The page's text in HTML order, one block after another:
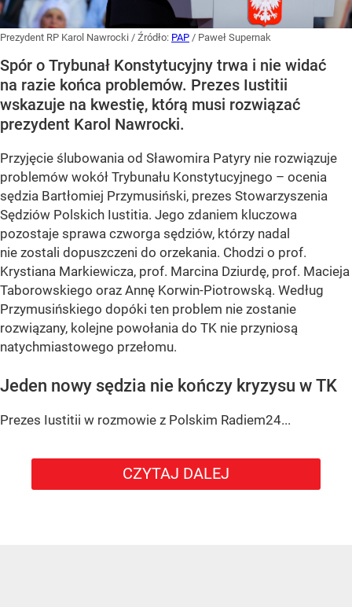
Prezydent RP Karol Nawrocki / Źródło: PAP / Paweł Supernak
Spór o Trybunał Konstytucyjny trwa i nie widać
na razie końca problemów. Prezes Iustitii
wskazuje na kwestię, którą musi rozwiązać
prezydent Karol Nawrocki.
Przyjęcie ślubowania od Sławomira Patyry nie rozwiązuje
problemów wokół Trybunału Konstytucyjnego – ocenia
sędzia Bartłomiej Przymusiński, prezes Stowarzyszenia
Sędziów Polskich Iustitia. Jego zdaniem kluczowa
pozostaje sprawa czworga sędziów, którzy nadal
nie zostali dopuszczeni do orzekania. Chodzi o prof.
Krystiana Markiewicza, prof. Marcina Dziurdę, prof. Macieja
Taborowskiego oraz Annę Korwin-Piotrowską. Według
Przymusińskiego dopóki ten problem nie zostanie
rozwiązany, kolejne powołania do TK nie przyniosą
natychmiastowego przełomu.
Jeden nowy sędzia nie kończy kryzysu w TK
Prezes Iustitii w rozmowie z Polskim Radiem24...
CZYTAJ DALEJ